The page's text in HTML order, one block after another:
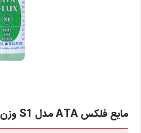
مایع فلکس ATA مدل S1 وزن 30 گرم